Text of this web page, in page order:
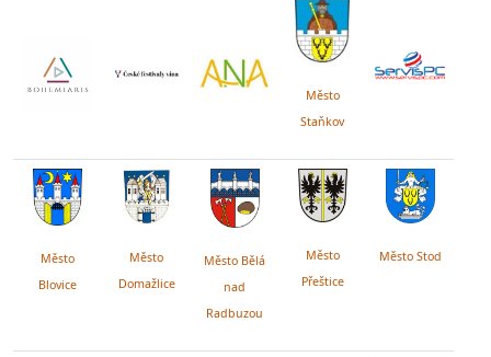
Město
Staňkov
Město
Blovice
Město
Domažlice
Město Bělá
nad
Radbuzou
Město
Přeštice
Město Stod